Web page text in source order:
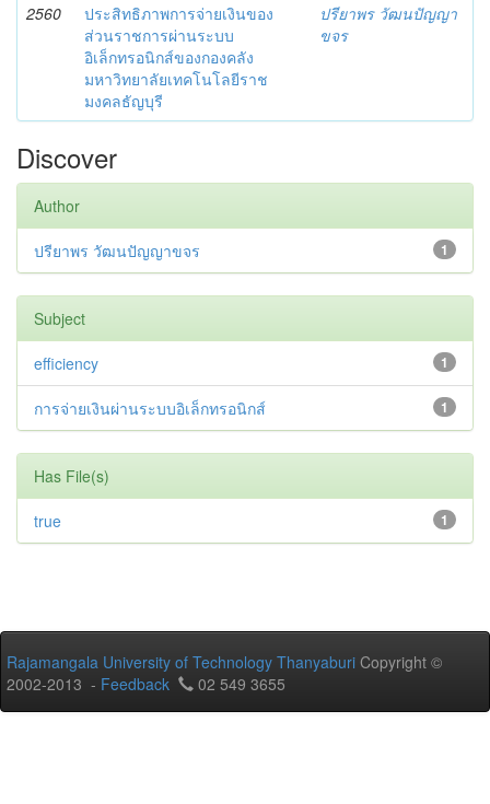
2560
ประสิทธิภาพการจ่ายเงินของ
ส่วนราชการผ่านระบบ
อิเล็กทรอนิกส์ของกองคลัง
มหาวิทยาลัยเทคโนโลยีราช
มงคลธัญบุรี
ปรียาพร วัฒนปัญญา
ขจร
Discover
Author
1
ปรียาพร วัฒนปัญญาขจร
Subject
1
efficiency
1
การจ่ายเงินผ่านระบบอิเล็กทรอนิกส์
Has File(s)
1
true
Rajamangala University of Technology Thanyaburi Copyright ©
2002-2013 - Feedback 02 549 3655